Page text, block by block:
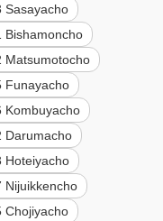
Sasayacho
Bishamoncho
Matsumotocho
Funayacho
Kombuyacho
Darumacho
Hoteiyacho
Nijuikkencho
Chojiyacho